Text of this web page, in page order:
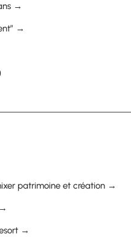
→
→
patrimoine et création →
→